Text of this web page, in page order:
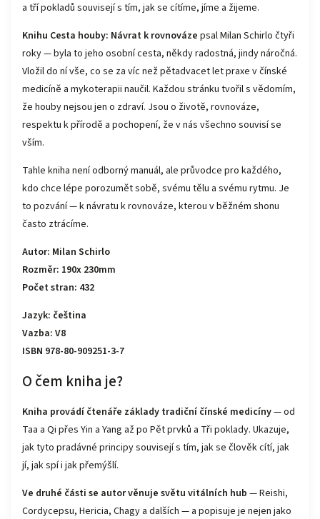
a tří pokladů souvisejí s tím, jak se cítíme, jíme a žijeme.
Knihu Cesta houby: Návrat k rovnováze psal Milan Schirlo čtyři
roky — byla to jeho osobní cesta, někdy radostná, jindy náročná.
Vložil do ní vše, co se za víc než pětadvacet let praxe v čínské
medicíně a mykoterapii naučil. Každou stránku tvořil s vědomím,
že houby nejsou jen o zdraví. Jsou o životě, rovnováze,
respektu k přírodě a pochopení, že v nás všechno souvisí se
vším.
Tahle kniha není odborný manuál, ale průvodce pro každého,
kdo chce lépe porozumět sobě, svému tělu a svému rytmu. Je
to pozvání — k návratu k rovnováze, kterou v běžném shonu
často ztrácíme.
Autor: Milan Schirlo
Rozměr: 190x 230mm
Počet stran: 432
Jazyk: čeština
Vazba: V8
ISBN 978-80-909251-3-7
O čem knihaje?
Kniha provádí čtenáře základy tradiční čínské medicíny— od
Taa a Qi přes Yin a Yang až po Pět prvků a Tři poklady. Ukazuje,
jak tyto pradávné principy souvisejí s tím, jak se člověk cítí, jak
jí, jak spí i jak přemýšlí.
Ve druhé části se autor věnuje světu vitálních hub — Reishi,
Cordycepsu, Hericia, Chagy a dalších — a popisuje je nejen jako